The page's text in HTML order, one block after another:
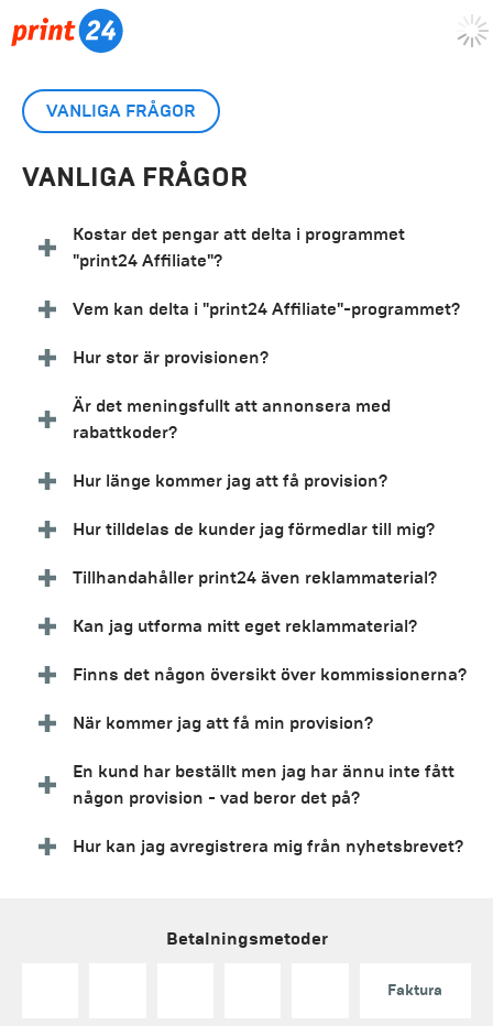
VANLIGA FRÅGOR
VANLIGA FRÅGOR
Kostar det pengar att delta i programmet
"print24 Affiliate"?
Vem kan delta i "print24 Affiliate"-programmet?
Hur stor är provisionen?
Är det meningsfullt att annonsera med
rabattkoder?
Hur länge kommer jag att få provision?
Hur tilldelas de kunder jag förmedlar till mig?
Tillhandahåller print24 även reklammaterial?
Kan jag utforma mitt eget reklammaterial?
Finns det någon översikt över kommissionerna?
När kommer jag att få min provision?
En kund har beställt men jag har ännu inte fått
någon provision - vad beror det på?
Hur kan jag avregistrera mig från nyhetsbrevet?
Betalningsmetoder
Faktura